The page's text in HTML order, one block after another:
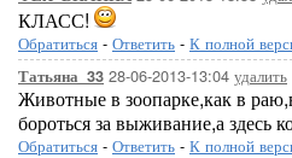
КЛАСС!
Обратиться - Ответить - К полной
Татьяна_33 28-06-2013-13:04 удалить
Животные в зоопарке,как в
бороться за выживание,а здесь
Обратиться - Ответить - К полной